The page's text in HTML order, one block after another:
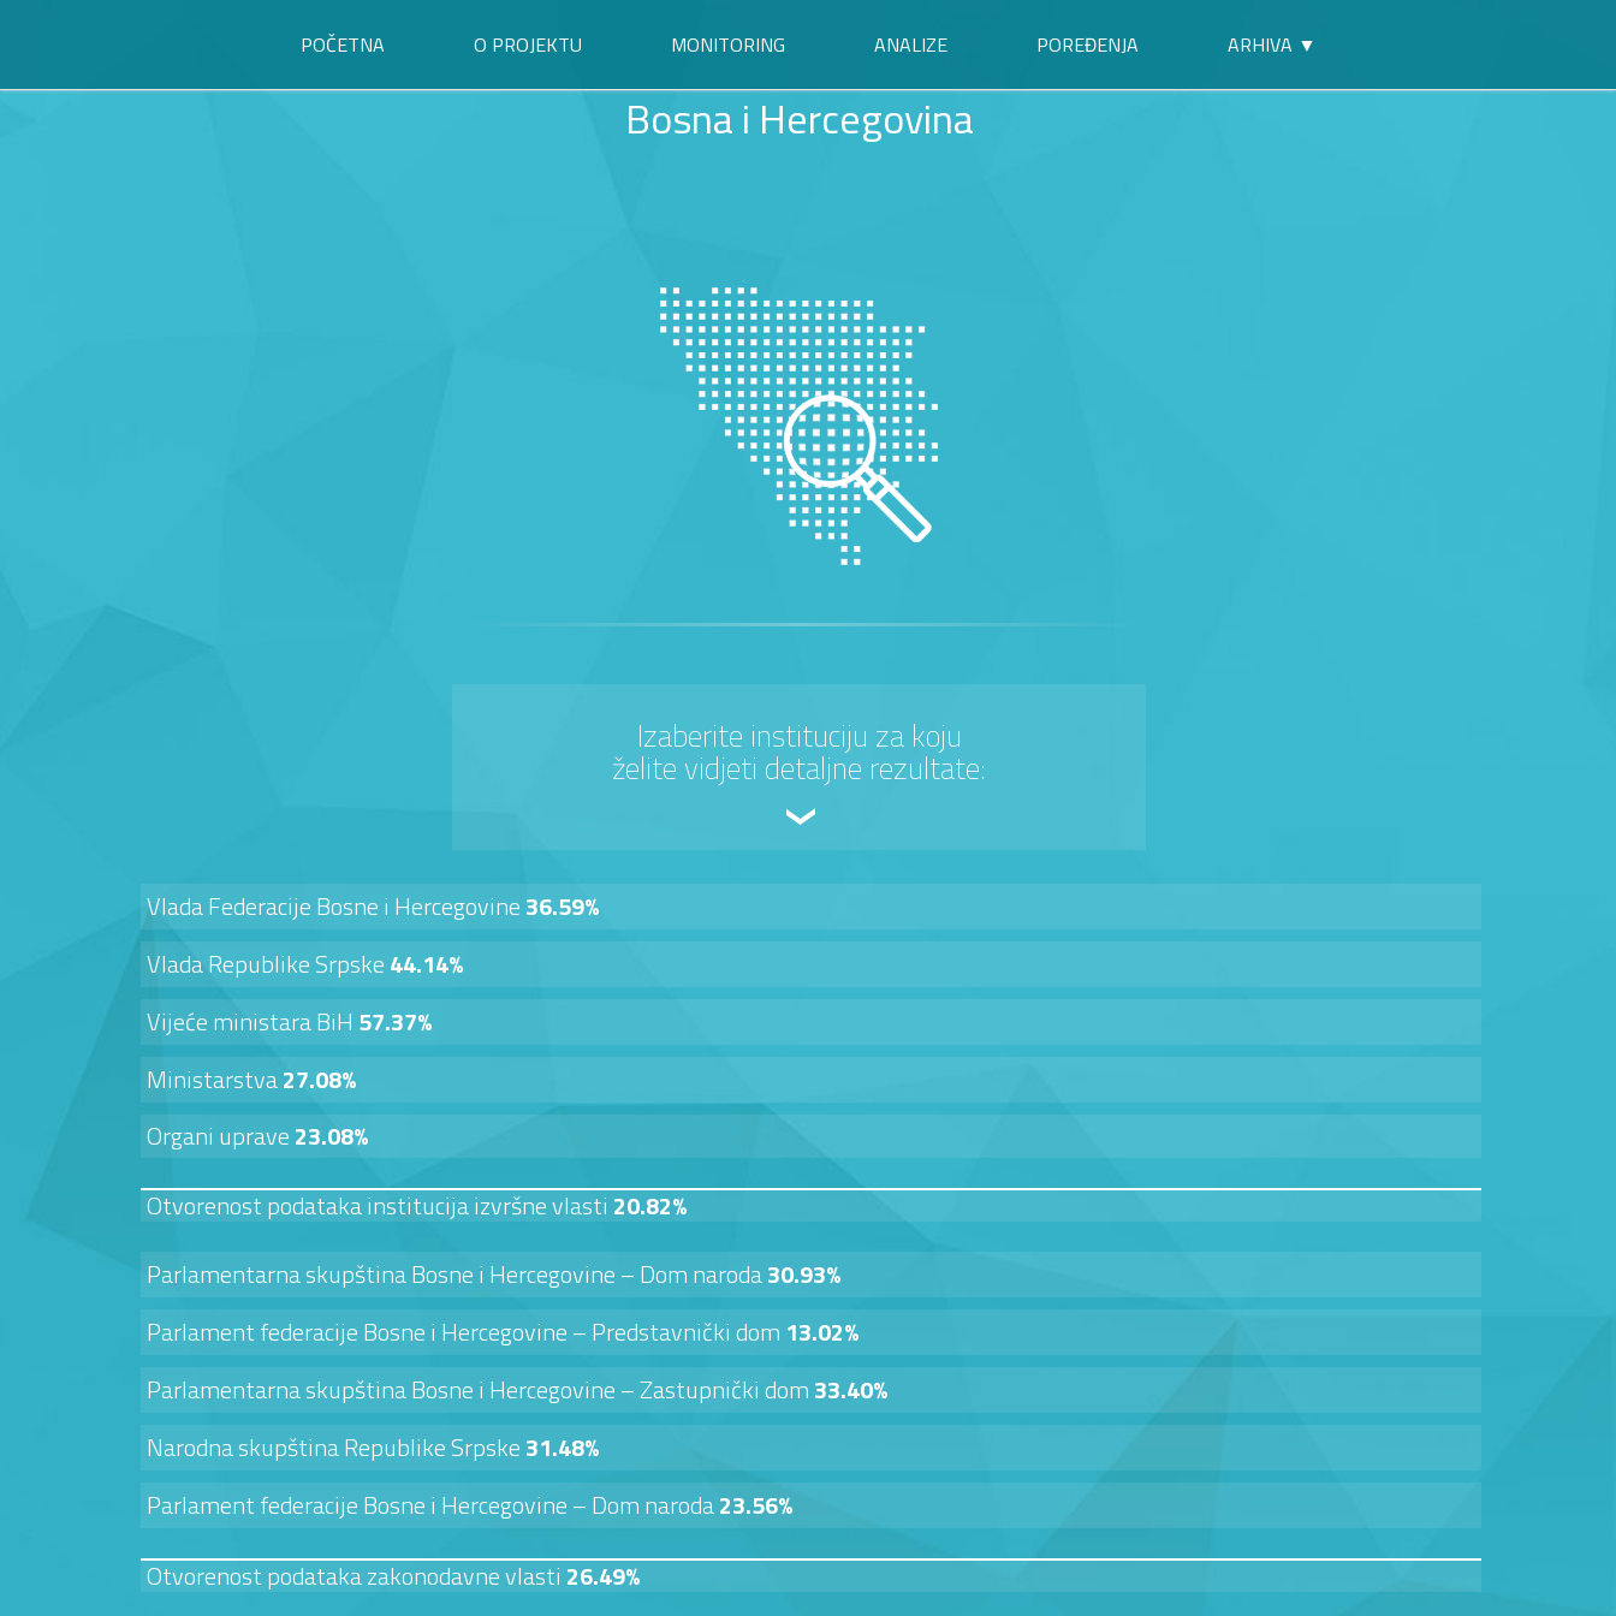
POČETNA O PROJEKTU MONITORING ANALIZE POREĐENJA ARHIVA ▼
Bosna i Hercegovina
Izaberite instituciju za koju
želite vidjeti detaljne rezultate:
Vlada Federacije Bosne i Hercegovine36.59%
Vlada Republike Srpske44.14%
Vijeće ministara BiH 57.37%
Ministarstva27.08%
Organi uprave23.08%
Otvorenost podataka institucija izvršne vlasti 20.82%
Parlamentarna skupština Bosne i Hercegovine – Dom naroda30.93%
Parlament federacije Bosne i Hercegovine – Predstavnički dom 13.02%
Parlamentarna skupština Bosne i Hercegovine – Zastupnički dom33.40%
Narodna skupština Republike Srpske31.48%
Parlament federacije Bosne i Hercegovine – Dom naroda23.56%
Otvorenost podataka zakonodavne vlasti 26.49%